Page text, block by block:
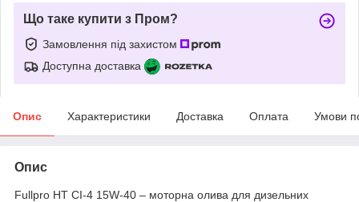
Що таке купити з Пром?
Замовлення під захистом
Доступна доставка
Опис Характеристики Доставка Оплата Умови
Опис
Fullpro HT CI-4 15W-40 – моторна олива для дизельних